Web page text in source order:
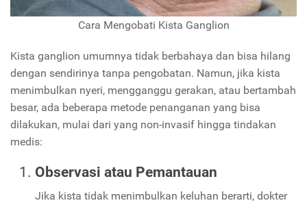
Cara Mengobati Kista Ganglion
Kista ganglion umumnya tidak berbahaya dan bisa hilang
dengan sendirinya tanpa pengobatan. Namun, jika kista
menimbulkan nyeri, mengganggu gerakan, atau bertambah
besar, ada beberapa metode penanganan yang bisa
dilakukan, mulai dari yang non-invasif hingga tindakan
medis:
Observasi atau Pemantauan
Jika kista tidak menimbulkan keluhan berarti, dokter